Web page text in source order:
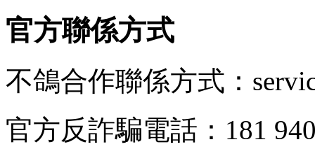
官方聯係方式
不鴿合作聯係方式：
官方反詐騙電話：181